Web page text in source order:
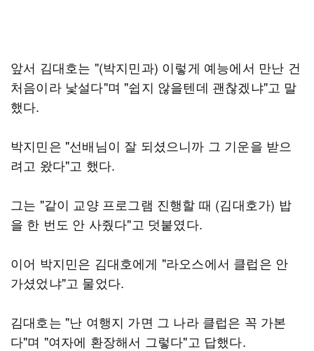
앞서 김대호는 "(박지민과) 이렇게 예능에서 만난 건
처음이라 낯설다"며 "쉽지 않을텐데 괜찮겠냐"고 말
했다.
박지민은 "선배님이 잘 되셨으니까 그 기운을 받으
려고 왔다"고 했다.
그는 "같이 교양 프로그램 진행할 때 (김대호가) 밥
을 한 번도 안 사줬다"고 덧붙였다.
이어 박지민은 김대호에게 "라오스에서 클럽은 안
가셨었냐"고 물었다.
김대호는 "난 여행지 가면 그 나라 클럽은 꼭 가본
다"며 "여자에 환장해서 그렇다"고 답했다.